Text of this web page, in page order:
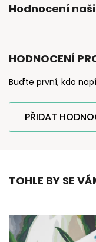
Hodnocení
HODNOCENÍ
Buďte první, kdo
PŘIDAT
TOHLE BY SE